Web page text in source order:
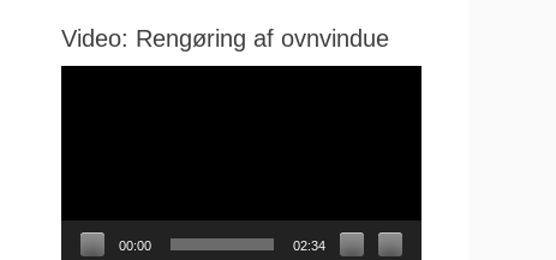
Video: Rengøring af ovnvindue
00:00 02:34